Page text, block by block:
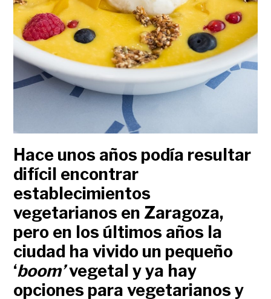
Hace unos años podía resultar
difícil encontrar
establecimientos
vegetarianos en Zaragoza,
pero en los últimos años la
ciudad ha vivido un pequeño
‘boom’vegetal y ya hay
opciones para vegetarianos y